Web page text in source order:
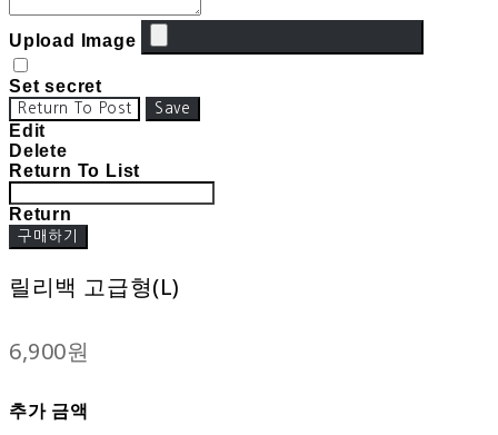
Upload Image
Set secret
Return To Post Save
Edit
Delete
Return To List
Return
구매하기
릴리백 고급형(L)
6,900원
추가 금액